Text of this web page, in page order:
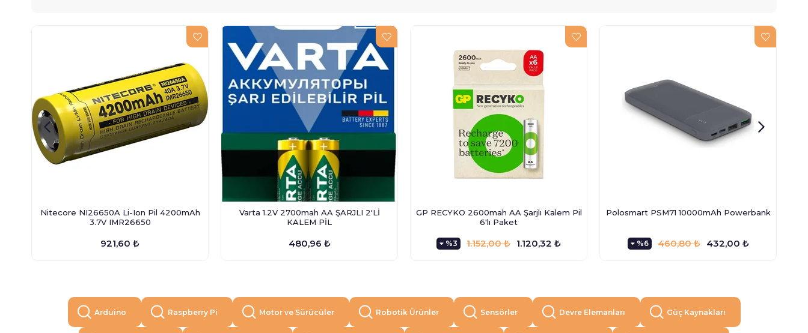
Nitecore NI26650A Li-Ion Pil 4200mAh
3.7V IMR26650
921,60 ₺
Varta 1.2V 2700mah AA ŞARJLI 2'Lİ
KALEM PİL
480,96 ₺
GP RECYKO 2600mah AA Şarjlı Kalem Pil
6'lı Paket
%3 1.120,32 ₺
1.152,00 ₺
Polosmart PSM71 10000mAh Powerbank
%6 432,00 ₺
460,80 ₺
Arduino Raspberry Pi Motor ve Sürücüler Robotik Ürünler Sensörler Devre Elemanları Güç Kaynakları